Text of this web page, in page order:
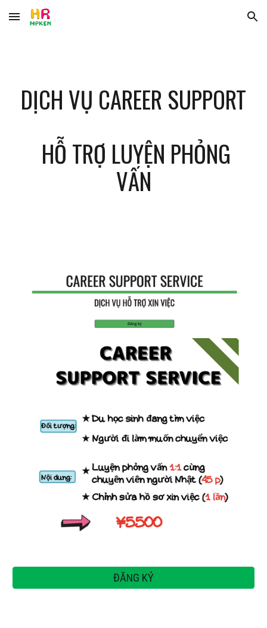
Skip to main content Skip to navigation
DỊCH VỤ CAREER SUPPORT
HỖ TRỢ LUYỆN PHỎNG
VẤN
ĐĂNG KÝ